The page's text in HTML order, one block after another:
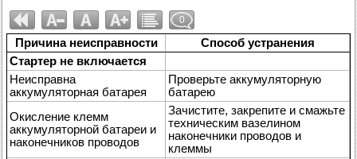
0
Причина неисправности
Способ устранения
Стартер не включается
Неисправна
аккумуляторная батарея
Проверьте аккумуляторную
батарею
Окисление клемм
аккумуляторной батареи и
наконечников проводов
Зачистите, закрепите и смажьте
техническим вазелином
наконечники проводов и
клеммы